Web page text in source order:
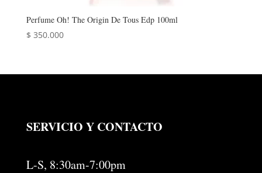
Perfume Oh! The Origin De Tous Edp 100ml
$ 350.000
SERVICIO Y CONTACTO
L-S, 8:30am-7:00pm